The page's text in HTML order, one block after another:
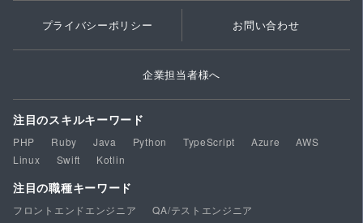
プライバシーポリシー お問い合わせ
企業担当者様へ
注目のスキルキーワード
PHP Ruby Java Python TypeScript Azure
AWS
Linux
Swift Kotlin
注目の職種キーワード
フロントエンドエンジニア
QA/テストエンジニア